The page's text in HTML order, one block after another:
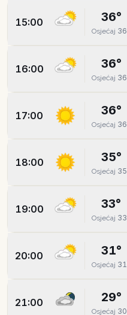
15:00 36°
Osjećaj 36
16:00 36°
Osjećaj 36
17:00 36°
Osjećaj 36
18:00 35°
Osjećaj 35
19:00 33°
Osjećaj 33
20:00 31°
Osjećaj 31
21:00 29°
Osjećaj 30